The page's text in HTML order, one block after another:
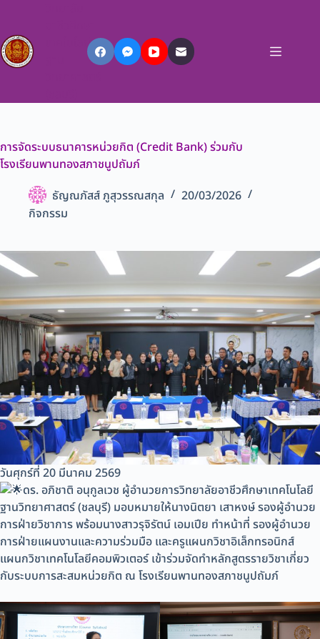
เทคโนโลยี
การจัดระบบธนาคารหน่วยกิต (Credit Bank) ร่วมกับ
โรงเรียนพานทองสภาชนูปถัมภ์
ธัญณภัสส์ ภูสุวรรณสกุล
20/03/2026
กิจกรรม
วันศุกร์ที่ 20 มีนาคม 2569
ดร. อภิชาติ อนุกูลเวช ผู้อำนวยการวิทยาลัยอาชีวศึกษาเทคโนโลยี
ฐานวิทยาศาสตร์ (ชลบุรี) มอบหมายให้นางนิตยา เสาหงษ์ รองผู้อำนวย
การฝ่ายวิชาการ พร้อมนางสาวรุจิรัตน์ เอมเปีย ทำหน้าที่ รองผู้อำนวย
การฝ่ายแผนงานและความร่วมมือ และครูแผนกวิชาอิเล็กทรอนิกส์
แผนกวิชาเทคโนโลยีคอมพิวเตอร์ เข้าร่วมจัดทำหลักสูตรรายวิชาเกี่ยว
กับระบบการสะสมหน่วยกิต ณ โรงเรียนพานทองสภาชนูปถัมภ์